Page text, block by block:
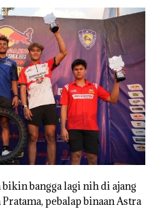
bangga lagi nih di ajang
pebalap binaan Astra